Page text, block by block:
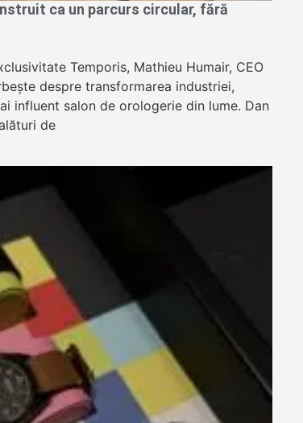
ca un parcurs circular, fără
Temporis, Mathieu Humair, CEO
despre transformarea industriei,
influent salon de orologerie din lume. Dan
de